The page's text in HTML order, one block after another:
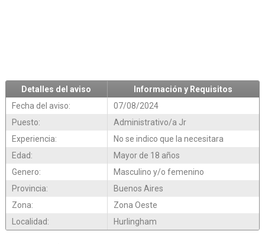
Detalles del aviso
Información y Requisitos
Fecha del aviso:
07/08/2024
Puesto:
Administrativo/a Jr
Experiencia:
No se indico que la necesitara
Edad:
Mayor de 18 años
Genero:
Masculino y/o femenino
Provincia:
Buenos Aires
Zona:
Zona Oeste
Localidad:
Hurlingham